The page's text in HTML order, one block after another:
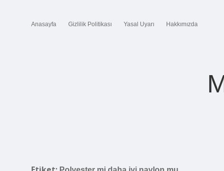
Anasayfa Gizlilik Politikası Yasal Uyarı Hakkımızda